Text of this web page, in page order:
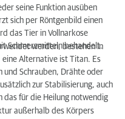
seine Funktion ausüben
sich per Röntgenbild einen
das Tier in Vollnarkose
Schmerzmitteln behandelt.
werden, bestehen in
eine Alternative ist Titan. Es
und Schrauben, Drähte oder
zur Stabilisierung, auch
das für die Heilung notwendig
außerhalb des Körpers